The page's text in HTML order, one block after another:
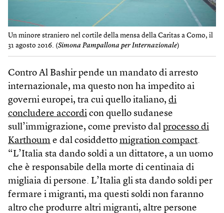
Un minore straniero nel cortile della mensa della Caritas a Como, il
31 agosto 2016. (Simona Pampallona per Internazionale)
Contro Al Bashir pende un mandato di arresto
internazionale, ma questo non ha impedito ai
governi europei, tra cui quello italiano, di
concludere accordi con quello sudanese
sull’immigrazione, come previsto dal processo di
Karthoum e dal cosiddetto migration compact.
“L’Italia sta dando soldi a un dittatore, a un uomo
che è responsabile della morte di centinaia di
migliaia di persone. L’Italia gli sta dando soldi per
fermare i migranti, ma questi soldi non faranno
altro che produrre altri migranti, altre persone